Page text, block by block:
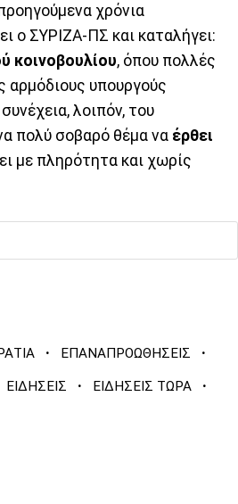
χρόνια
ο ΣΥΡΙΖΑ-ΠΣ και καταλήγει:
κοινοβουλίου, όπου πολλές
αρμόδιους υπουργούς
λοιπόν, του
πολύ σοβαρό θέμα να έρθει
με πληρότητα και χωρίς
· ΕΠΑΝΑΠΡΟΩΘΗΣΕΙΣ ·
ΕΙΔΗΣΕΙΣ · ΕΙΔΗΣΕΙΣ ΤΩΡΑ ·